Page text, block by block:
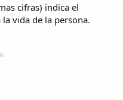
cifras) indica el
vida de la persona.